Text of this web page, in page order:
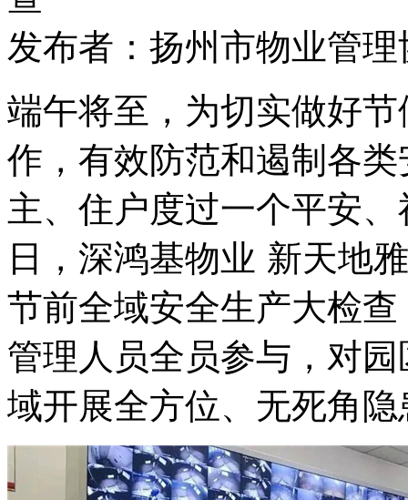
发布者：扬州市物业管
端午将至，为切实做好
作，有效防范和遏制各
主、住户度过一个平安
日， 深鸿基物业 新天地
节前全域安全生产大检
管理人员全员参与，对
域开展全方位、无死角